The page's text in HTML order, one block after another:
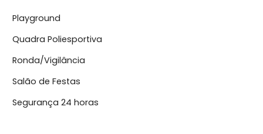
Playground
Quadra Poliesportiva
Ronda/Vigilância
Salão de Festas
Segurança 24 horas